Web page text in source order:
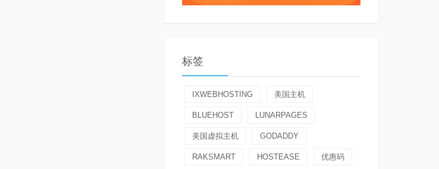
标签
IXWEBHOSTING 美国主机
BLUEHOST LUNARPAGES
美国虚拟主机 GODADDY
RAKSMART HOSTEASE 优惠码